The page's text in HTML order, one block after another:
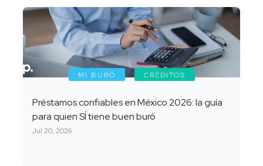
MI BURÓ CRÉDITOS
Préstamos confiables en México 2026: la guía
para quien SÍ tiene buen buró
Jul 20, 2026